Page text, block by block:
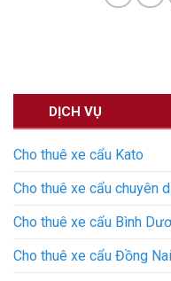
DỊCH VỤ
Cho thuê xe cẩu Kato
Cho thuê xe cẩu chuyên
Cho thuê xe cẩu Bình
Cho thuê xe cẩu Đồng Nai